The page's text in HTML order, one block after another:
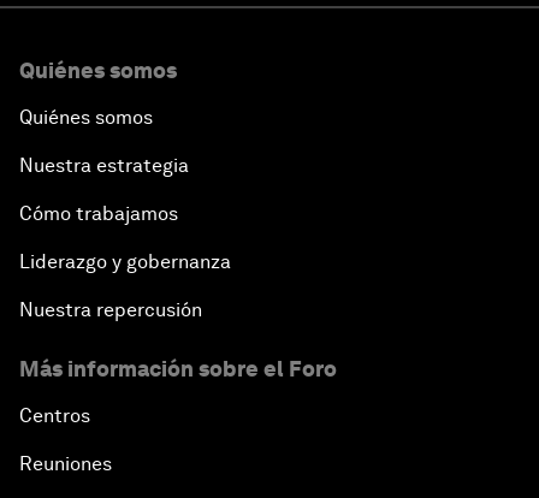
Quiénes somos
Quiénes somos
Nuestra estrategia
Cómo trabajamos
Liderazgo y gobernanza
Nuestra repercusión
Más información sobre el Foro
Centros
Reuniones